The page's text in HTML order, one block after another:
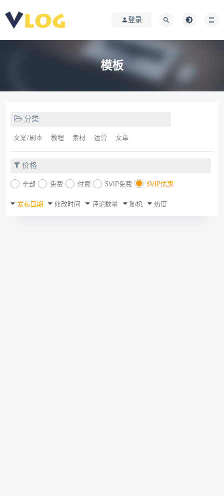
登录
模板
分类
文案/剧本 教程 素材 运营 文章
价格
全部 免费 付费 SVIP免费 SVIP优惠
发布日期 修改时间 评论数量 随机 热度